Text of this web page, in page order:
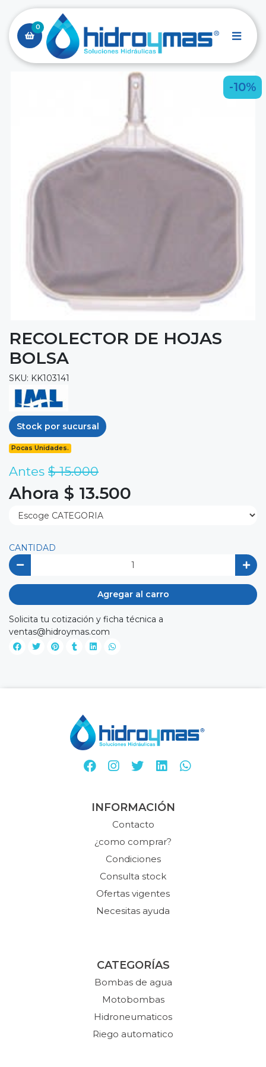
0
-10%
RECOLECTOR DE HOJAS
BOLSA
SKU: KK103141
Stock por sucursal
Pocas Unidades.
Antes $ 15.000
Ahora $ 13.500
CANTIDAD
Agregar al carro
Solicita tu cotización y ficha técnica a
ventas@hidroymas.com
INFORMACIÓN
Contacto
¿como comprar?
Condiciones
Consulta stock
Ofertas vigentes
Necesitas ayuda
CATEGORÍAS
Bombas de agua
Motobombas
Hidroneumaticos
Riego automatico